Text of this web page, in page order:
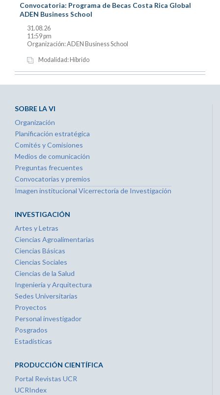
Convocatoria: Programa de Becas Costa Rica Global
ADEN Business School
31.08.26
11:59 pm
Organización: ADEN Business School
Modalidad: Híbrido
SOBRE LA VI
Organización
Planificación estratégica
Comités y Comisiones
Medios de comunicación
Preguntas frecuentes
Convocatorias y premios
Imagen institucional Vicerrectoría de Investigación
INVESTIGACIÓN
Artes y Letras
Ciencias Agroalimentarias
Ciencias Básicas
Ciencias Sociales
Ciencias de la Salud
Ingeniería y Arquitectura
Sedes Universitarias
Proyectos
Personal investigador
Posgrados
Estadísticas
PRODUCCIÓN CIENTÍFICA
Portal Revistas UCR
UCRIndex